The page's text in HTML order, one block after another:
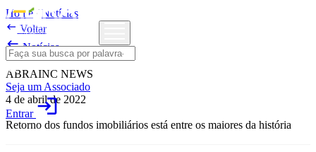
Seja um Associado
Entrarlogin
Home/Notícias
 Voltar
Notícias
ABRAINC NEWS
4 de abril de 2022
Retorno dos fundos imobiliários está entre os maiores da história